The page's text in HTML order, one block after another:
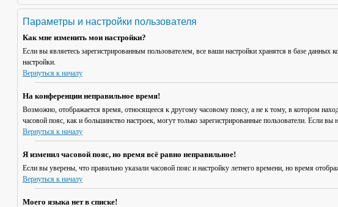
Параметры и настройки пользователя
Как мне изменить мои настройки?
Если вы являетесь зарегистрированным пользователем, все ваши настройки хранятся в базе данных
настройки.
Вернуться к началу
На конференции неправильное время!
Возможно, отображается время, относящееся к другому часовому поясу, а не к тому, в котором
часовой пояс, как и большинство настроек, могут только зарегистрированные пользователи. Если вы
Вернуться к началу
Я изменил часовой пояс, но время всё равно неправильное!
Если вы уверены, что правильно указали часовой пояс и настройку летнего времени, но время
Вернуться к началу
Моего языка нет в списке!